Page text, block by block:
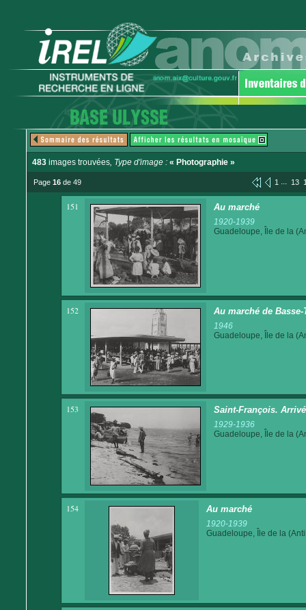
483 images trouvées, Type d'image : « Photographie »
Page 16 de 49 1 ... 13
151 Au marché
1920-1939
Guadeloupe, Île de la
152 Au marché de Basse-
1946
Guadeloupe, Île de la
153 Saint-François.
1929-1936
Guadeloupe, Île de la
154 Au marché
1920-1939
Guadeloupe, Île de la